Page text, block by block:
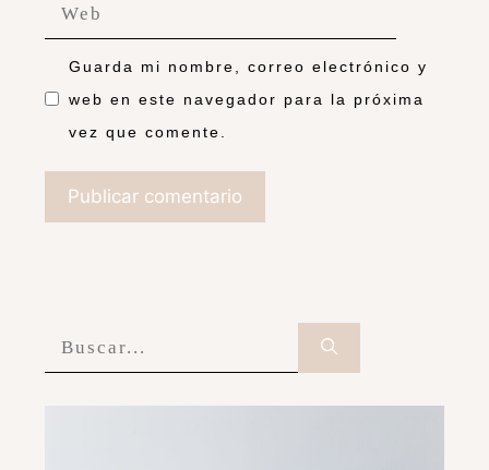
Guarda mi nombre, correo electrónico y
web en este navegador para la próxima
vez que comente.